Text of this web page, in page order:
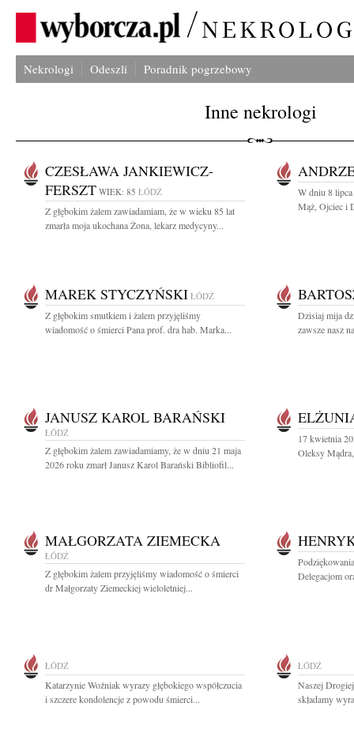
Nekrologi Odeszli Poradnik pogrzebowy
Inne nekrologi
CZESŁAWA JANKIEWICZ-
FERSZT WIEK: 85 ŁÓDŹ
Z głębokim żalem zawiadamiam, że w wieku 85 lat
zmarła moja ukochana Żona, lekarz medycyny...
W dniu 8 lipca
Mąż, Ojciec i
MAREK STYCZYŃSKI ŁÓDŹ
Z głębokim smutkiem i żalem przyjęliśmy
wiadomość o śmierci Pana prof. dra hab. Marka...
Dzisiaj mija
zawsze nasz
JANUSZ KAROL BARAŃSKI
ŁÓDŹ
Z głębokim żalem zawiadamiamy, że w dniu 21 maja
2026 roku zmarł Janusz Karol Barański Bibliofil...
17 kwietnia
Oleksy
MAŁGORZATA ZIEMECKA
ŁÓDŹ
Z głębokim żalem przyjęliśmy wiadomość o śmierci
dr Małgorzaty Ziemeckiej wieloletniej...
Delegacjom
ŁÓDŹ
Katarzynie Woźniak wyrazy głębokiego współczucia
i szczere kondolencje z powodu śmierci...
ŁÓDŹ
Naszej
składamy